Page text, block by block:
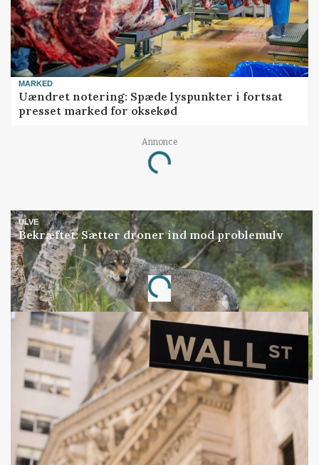
MARKED
Uændret notering: Spæde lyspunkter i fortsat
presset marked for oksekød
Annonce
Loading...
ULVE
Bekræftet: Sætter droner ind mod problemulv
Annonce
Loading...